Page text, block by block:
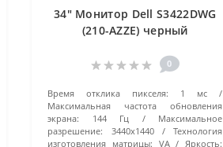
34" Монитор Dell S3422DWG
(210-AZZE) черный
0
Время отклика пикселя:
1 мс
Максимальная частота обновления
экрана:
144 Гц
Максимальное
разрешение:
3440x1440
Технология
изготовления матрицы: VA Яркость: